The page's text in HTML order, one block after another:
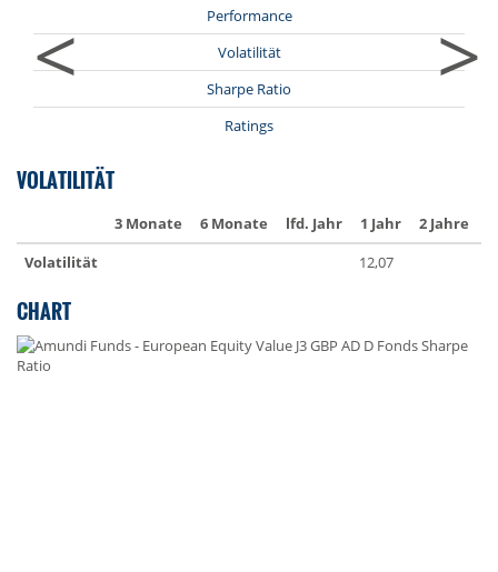
<
Performance
Volatilität
Sharpe Ratio
Ratings
>
VOLATILITÄT
3 Monate 6 Monate lfd. Jahr 1 Jahr 2 Jahre
Volatilität
12,07
CHART